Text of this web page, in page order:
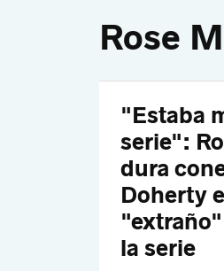
Rose
"Estaba
serie":
dura
Doherty
la serie